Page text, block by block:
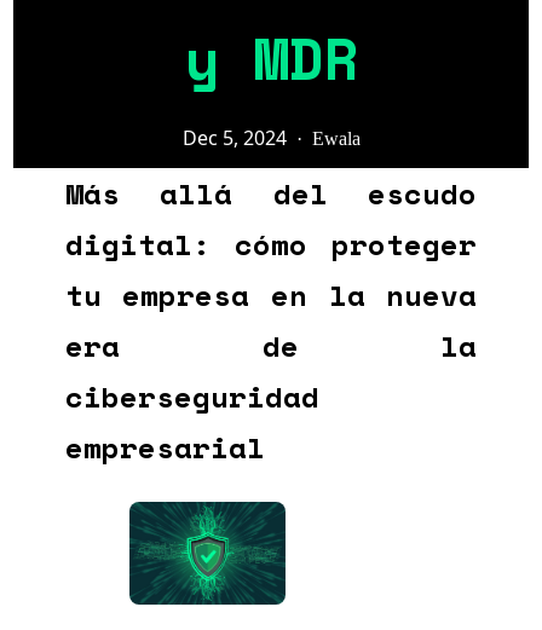
y MDR
Dec 5, 2024 · Ewala
Más allá del escudo
digital: cómo proteger
tu empresa en la nueva
era de la
ciberseguridad
empresarial